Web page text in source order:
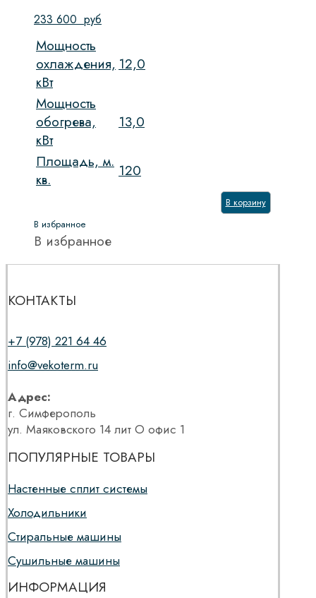
233 600 руб
Мощность
охлаждения,
кВт
12,0
Мощность
обогрева,
кВт
13,0
Площадь, м.
кв.
120
В корзину
В избранное
В избранное
КОНТАКТЫ
+7 (978) 221 64 46
info@vekoterm.ru
Адрес:
г. Симферополь
ул. Маяковского 14 лит О офис 1
ПОПУЛЯРНЫЕ ТОВАРЫ
Настенные сплит системы
Холодильники
Стиральные машины
Сушильные машины
ИНФОРМАЦИЯ